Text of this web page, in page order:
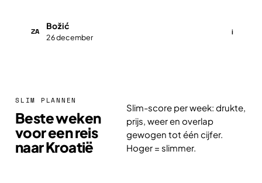
ZA
Božić
26 december
i
SLIM PLANNEN
Beste weken
voor een reis
naar Kroatië
Slim-score per week: drukte,
prijs, weer en overlap
gewogen tot één cijfer.
Hoger = slimmer.